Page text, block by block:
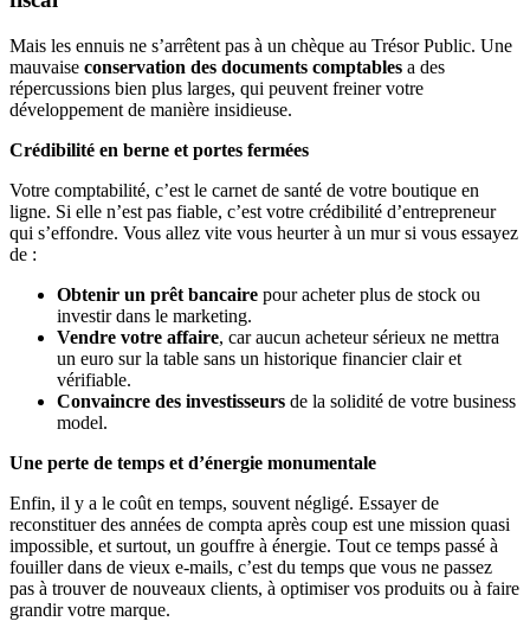
Mais les ennuis ne s’arrêtent pas à un chèque au Trésor Public. Une
mauvaise conservation des documents comptables a des
répercussions bien plus larges, qui peuvent freiner votre
développement de manière insidieuse.
Crédibilité en berne et portes fermées
Votre comptabilité, c’est le carnet de santé de votre boutique en
ligne. Si elle n’est pas fiable, c’est votre crédibilité d’entrepreneur
qui s’effondre. Vous allez vite vous heurter à un mur si vous essayez
de :
Obtenir un prêt bancaire pour acheter plus de stock ou
investir dans le marketing.
Vendre votre affaire, car aucun acheteur sérieux ne mettra
un euro sur la table sans un historique financier clair et
vérifiable.
Convaincre des investisseurs de la solidité de votre business
model.
Une perte de temps et d’énergie monumentale
Enfin, il y a le coût en temps, souvent négligé. Essayer de
reconstituer des années de compta après coup est une mission quasi
impossible, et surtout, un gouffre à énergie. Tout ce temps passé à
fouiller dans de vieux e-mails, c’est du temps que vous ne passez
pas à trouver de nouveaux clients, à optimiser vos produits ou à faire
grandir votre marque.